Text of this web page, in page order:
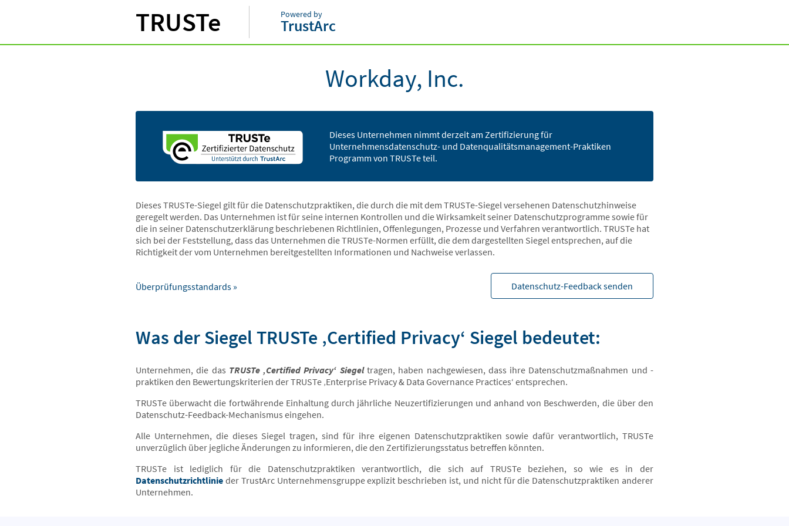
TRUSTe Powered by
TrustArc
Workday, Inc.
Dieses Unternehmen nimmt derzeit am Zertifizierung für
Unternehmensdatenschutz- und Datenqualitätsmanagement-Praktiken
Programm von TRUSTe teil.
Dieses TRUSTe-Siegel gilt für die Datenschutzpraktiken, die durch die mit dem TRUSTe-Siegel versehenen Datenschutzhinweise
geregelt werden. Das Unternehmen ist für seine internen Kontrollen und die Wirksamkeit seiner Datenschutzprogramme sowie für
die in seiner Datenschutzerklärung beschriebenen Richtlinien, Offenlegungen, Prozesse und Verfahren verantwortlich. TRUSTe hat
sich bei der Feststellung, dass das Unternehmen die TRUSTe-Normen erfüllt, die dem dargestellten Siegel entsprechen, auf die
Richtigkeit der vom Unternehmen bereitgestellten Informationen und Nachweise verlassen.
Überprüfungsstandards » Datenschutz-Feedback senden
Was der Siegel TRUSTe ‚Certified Privacy‘ Siegel bedeutet:
Unternehmen, die das TRUSTe ‚Certified Privacy‘ Siegeltragen, haben nachgewiesen, dass ihre Datenschutzmaßnahmen und -
praktiken den Bewertungskriterien der TRUSTe ‚Enterprise Privacy & Data Governance Practices‘ entsprechen.
TRUSTe überwacht die fortwährende Einhaltung durch jährliche Neuzertifizierungen und anhand von Beschwerden, die über den
Datenschutz-Feedback-Mechanismus eingehen.
Alle Unternehmen, die dieses Siegel tragen, sind für ihre eigenen Datenschutzpraktiken sowie dafür verantwortlich, TRUSTe
unverzüglich über jegliche Änderungen zu informieren, die den Zertifizierungsstatus betreffen könnten.
TRUSTe ist lediglich für die Datenschutzpraktiken verantwortlich, die sich auf TRUSTe beziehen, so wie es in der
Datenschutzrichtlinie der TrustArc Unternehmensgruppe explizit beschrieben ist, und nicht für die Datenschutzpraktiken anderer
Unternehmen.